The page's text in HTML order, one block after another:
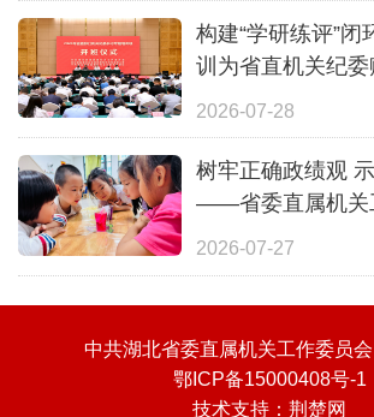
构建“学研练评”闭
训为省直机关纪委
2026-07-28
树牢正确政绩观
——省委直属机关
一夏”全覆盖暑期照
2026-07-27
中共湖北省委直属机关工作委员
鄂ICP备15000408号-1
技术支持： 荆楚网